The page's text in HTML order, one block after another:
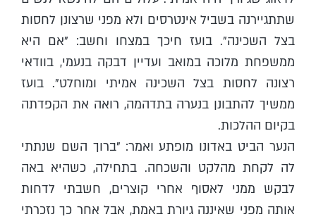
שתתגיירנה בשביל אינטרסים ולא מפני שרצונן לחסות
בצל השכינה". בועז חיכך במצחו וחשב: "אם היא
ממשפחת מלוכה במואב ועדיין דבקה בנעמי, בוודאי
רצונה לחסות בצל השכינה אמיתי ומוחלט". בועז
ממשיך להתבונן בנערה בתדהמה, רואה את הקפדתה
בקיום ההלכות.
הנער הביט באדונו מופתע ואמר: "ברוך השם שנתתי
לה לקחת מהלקט והשכחה. בתחילה, כשהיא באה
לבקש ממני לאסוף אחרי קוצרים, חשבתי לדחות
אותה מפני שאיננה גיורת באמת, אבל אחר כך נזכרתי